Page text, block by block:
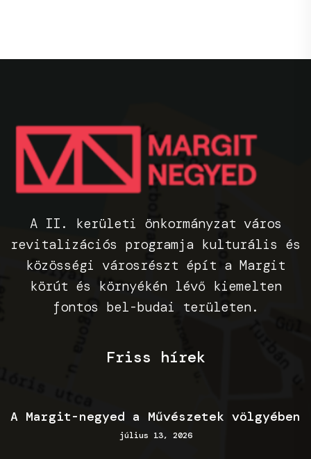
A II. kerületi önkormányzat város
revitalizációs programja kulturális és
közösségi városrészt épít a Margit
körút és környékén lévő kiemelten
fontos bel-budai területen.
Friss hírek
A Margit-negyed a Művészetek völgyében
július 13, 2026